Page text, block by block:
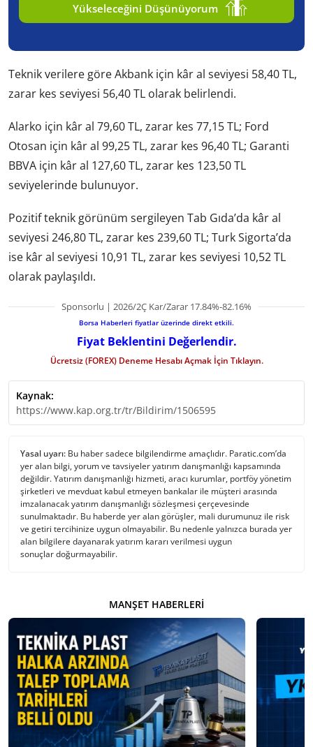
Yükseleceğini Düşünüyorum
Teknik verilere göre Akbank için kâr al seviyesi 58,40 TL,
zarar kes seviyesi 56,40 TL olarak belirlendi.
Alarko için kâr al 79,60 TL, zarar kes 77,15 TL; Ford
Otosan için kâr al 99,25 TL, zarar kes 96,40 TL; Garanti
BBVA için kâr al 127,60 TL, zarar kes 123,50 TL
seviyelerinde bulunuyor.
Pozitif teknik görünüm sergileyen Tab Gıda’da kâr al
seviyesi 246,80 TL, zarar kes 239,60 TL; Turk Sigorta’da
ise kâr al seviyesi 10,91 TL, zarar kes seviyesi 10,52 TL
olarak paylaşıldı.
Sponsorlu | 2026/2Ç Kar/Zarar 17.84%-82.16%
Borsa Haberleri fiyatlar üzerinde direkt etkili.
Fiyat Beklentini Değerlendir.
Ücretsiz (FOREX) Deneme Hesabı Açmak İçin Tıklayın.
Kaynak:
https://www.kap.org.tr/tr/Bildirim/1506595
Yasal uyarı: Bu haber sadece bilgilendirme amaçlıdır. Paratic.com’da
yer alan bilgi, yorum ve tavsiyeler yatırım danışmanlığı kapsamında
değildir. Yatırım danışmanlığı hizmeti, aracı kurumlar, portföy yönetim
şirketleri ve mevduat kabul etmeyen bankalar ile müşteri arasında
imzalanacak yatırım danışmanlığı sözleşmesi çerçevesinde
sunulmaktadır. Bu haberde yer alan görüşler, mali durumunuz ile risk
ve getiri tercihinize uygun olmayabilir. Bu nedenle yalnızca burada yer
alan bilgilere dayanarak yatırım kararı verilmesi uygun
sonuçlar doğurmayabilir.
MANŞET HABERLERI